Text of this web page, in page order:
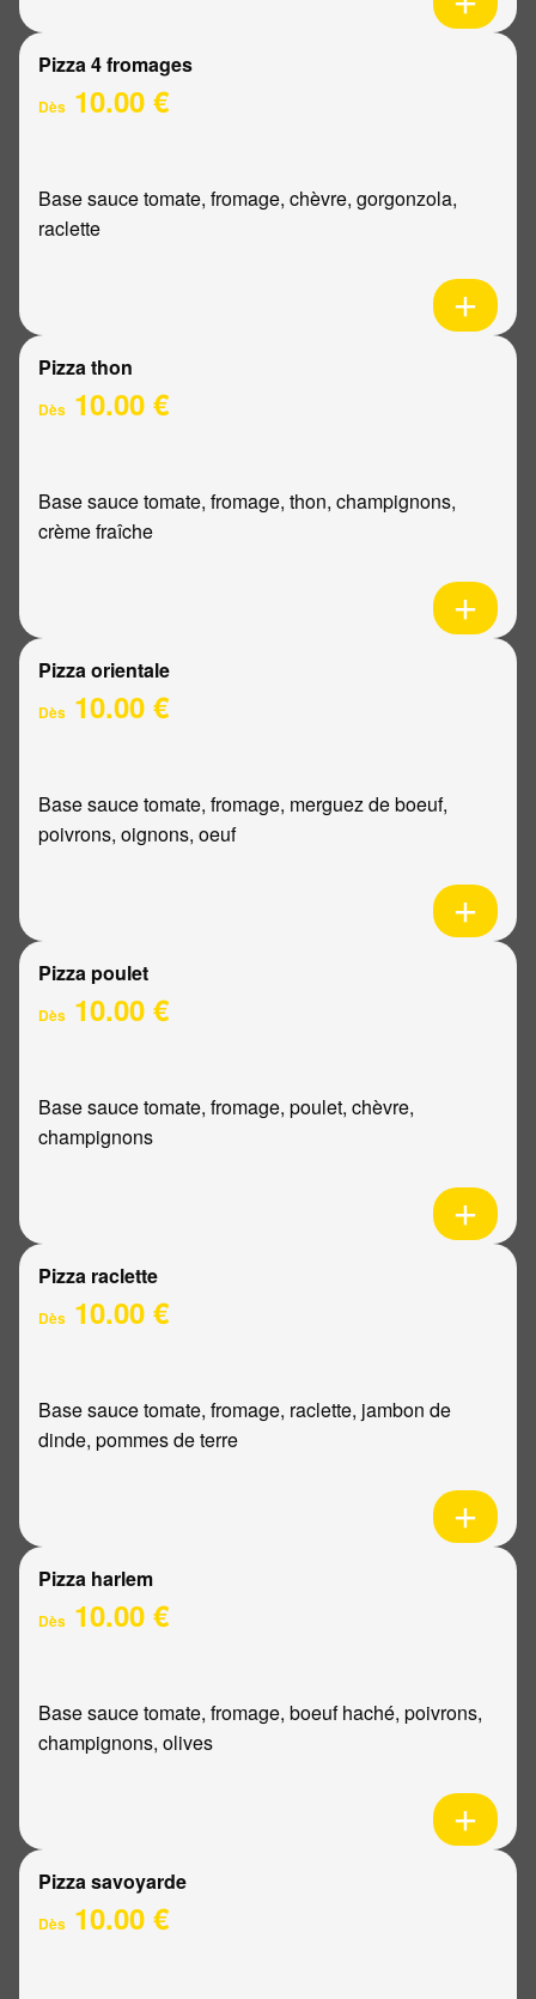
Pizza 4 fromages
Dès 10.00 €
Base sauce tomate, fromage, chèvre, gorgonzola,
raclette
Pizza thon
Dès 10.00 €
Base sauce tomate, fromage, thon, champignons,
crème fraîche
Pizza orientale
Dès 10.00 €
Base sauce tomate, fromage, merguez de boeuf,
poivrons, oignons, oeuf
Pizza poulet
Dès 10.00 €
Base sauce tomate, fromage, poulet, chèvre,
champignons
Pizza raclette
Dès 10.00 €
Base sauce tomate, fromage, raclette, jambon de
dinde, pommes de terre
Pizza harlem
Dès 10.00 €
Base sauce tomate, fromage, boeuf haché, poivrons,
champignons, olives
Pizza savoyarde
Dès 10.00 €